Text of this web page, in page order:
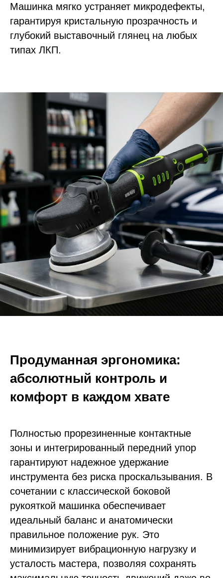
Машинка мягко устраняет микродефекты,
гарантируя кристальную прозрачность и
глубокий выставочный глянец на любых
типах ЛКП.
Продуманная эргономика:
абсолютный контроль и
комфорт в каждом хвате
Полностью прорезиненные контактные
зоны и интегрированный передний упор
гарантируют надежное удержание
инструмента без риска проскальзывания. В
сочетании с классической боковой
рукояткой машинка обеспечивает
идеальный баланс и анатомически
правильное положение рук. Это
минимизирует вибрационную нагрузку и
усталость мастера, позволяя сохранять